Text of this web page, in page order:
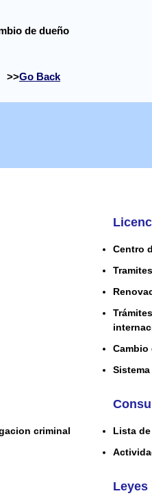
de dueño
Go Back
Centro
Cambio
criminal
Lista
Leyes